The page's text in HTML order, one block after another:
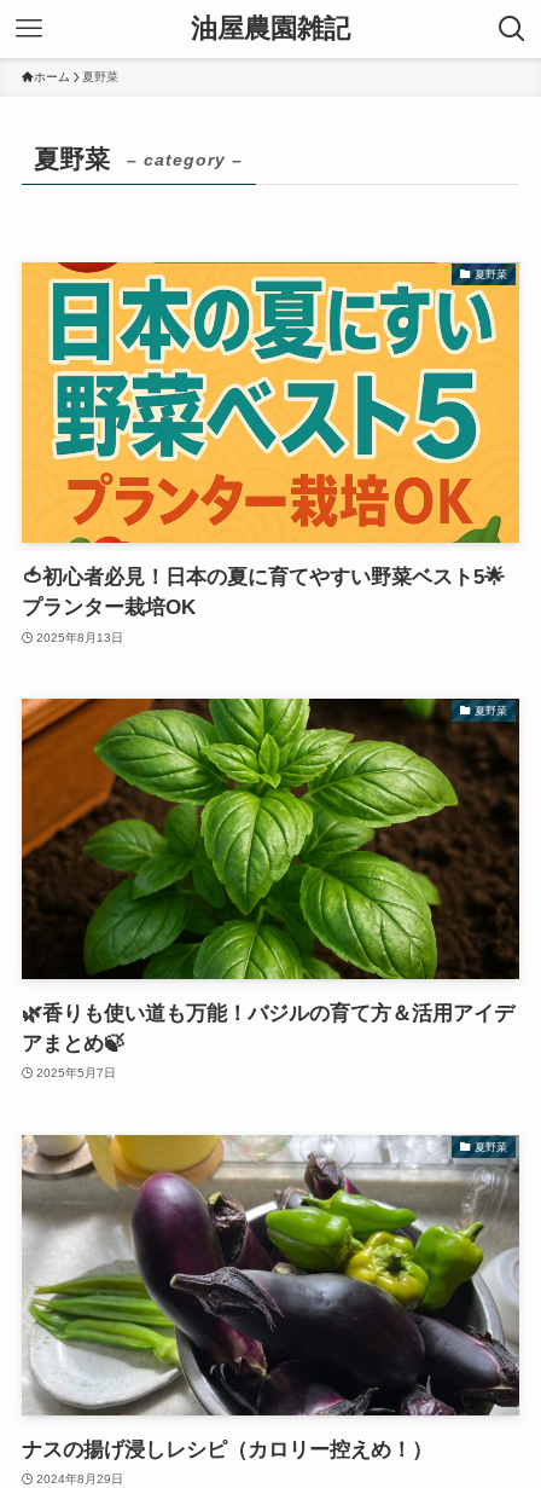
油屋農園雑記
ホーム 夏野菜
夏野菜 – category –
夏野菜
🍅初心者必見！日本の夏に育てやすい野菜ベスト5🌟
プランター栽培OK
2025年8月13日
夏野菜
🌿香りも使い道も万能！バジルの育て方＆活用アイデ
アまとめ🍃
2025年5月7日
夏野菜
ナスの揚げ浸しレシピ（カロリー控えめ！）
2024年8月29日